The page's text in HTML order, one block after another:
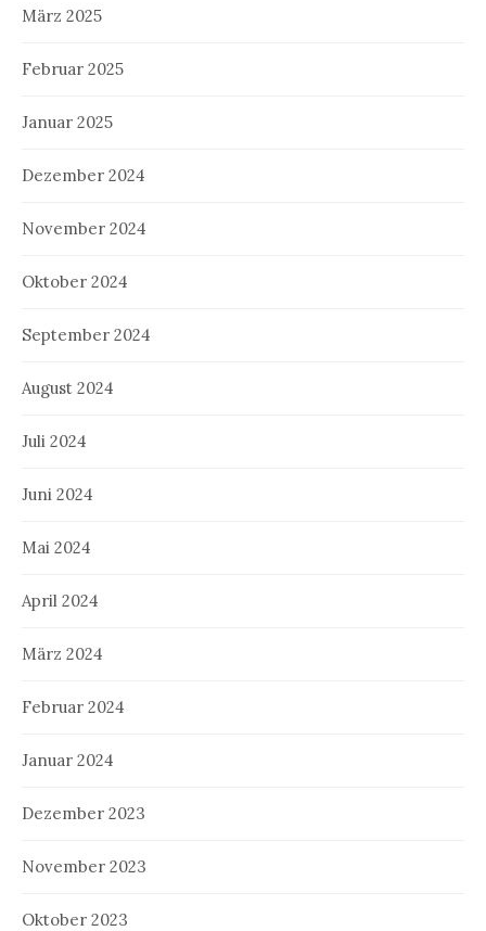
März 2025
Februar 2025
Januar 2025
Dezember 2024
November 2024
Oktober 2024
September 2024
August 2024
Juli 2024
Juni 2024
Mai 2024
April 2024
März 2024
Februar 2024
Januar 2024
Dezember 2023
November 2023
Oktober 2023